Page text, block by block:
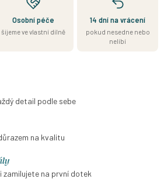
Osobní péče
šijeme ve vlastní dílně
14 dní na vrácení
pokud nesedne nebo
nelíbí
detail podle sebe
na kvalitu
zamilujete na první dotek